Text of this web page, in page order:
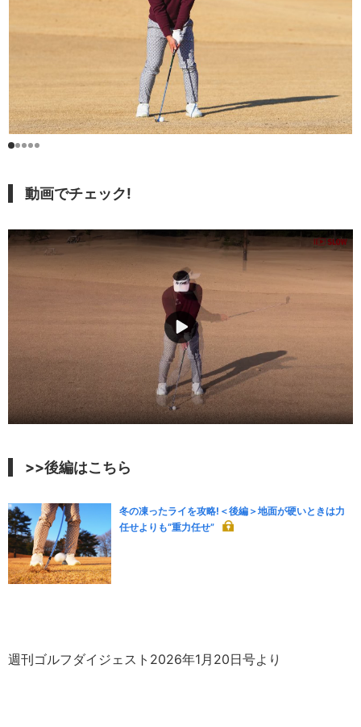
動画でチェック!
>>後編はこちら
冬の凍ったライを攻略!＜後編＞地面が硬いときは力
任せよりも“重力任せ”
週刊ゴルフダイジェスト2026年1月20日号より